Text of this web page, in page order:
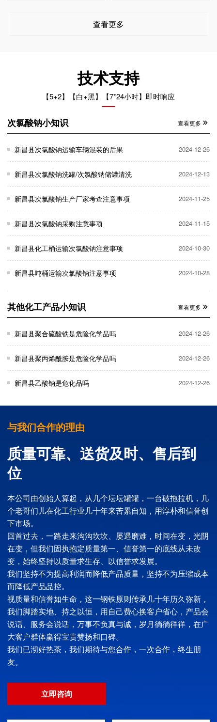
查看更多
技术支持
【5+2】【白+黑】【7*24小时】即时响应
次氯酸钠小知识 查看更多
新昌县次氯酸钠运输车辆混装的后果 2024-12-26
新昌县次氯酸钠洗罐/次氯酸钠储罐清洗 2024-12-13
新昌县次氯酸钠生产厂家考查注意事项 2024-11-25
新昌县次氯酸钠采购注意事项 2024-11-15
新昌县化工桶运输次氯酸钠注意事项 2024-10-30
新昌县吨桶运输次氯酸钠注意事项 2024-10-28
其他化工产品小知识 查看更多
新昌县聚合硫酸铁是危险化学品吗 2024-12-26
新昌县聚丙烯酰胺是危险化学品吗 2024-12-26
新昌县乙酸钠是危化品吗 2024-12-26
与我们合作的理由
质量可靠、送货及时、售后到
位
本公司由创始人算起，从几个坛坛罐罐，一台破拖拉机，几
个老哥们儿在化工行业几十年来苦累自知，用淳朴和信誉创
下市场。
回首过去，一路走来沟沟坎坎、屡遇磨难，时间在变，光阴
在变，但我们固执抱定质量第一、信誉第一的底线从未改
变，始终坚持以质量求生存、以信誉求发展。
我们坚持不为提高利润而降低产品质量，坚持不为压缩成本
而降低产品品控。
视质量和信誉如生命，这一钢铁原则传承几十年历久弥新，
我们脚踏实地、持之以恒，用自己费心换客户省心，产品会
说话、服务会说话，万事不负真与诚，岁月徜徜徉徉，在广
大客户群体赢得宝贵赞扬和口碑。
我们已沏好热茶，我们期待与您合作，一次合作，终生朋
友。
立即咨询